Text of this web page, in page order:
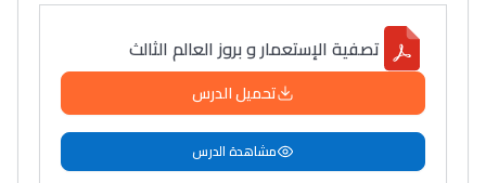
تصفية الإستعمار و بروز العالم الثالث
تحميل الدرس
مشاهدة الدرس